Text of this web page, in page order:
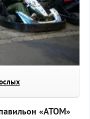
«АТОМ»